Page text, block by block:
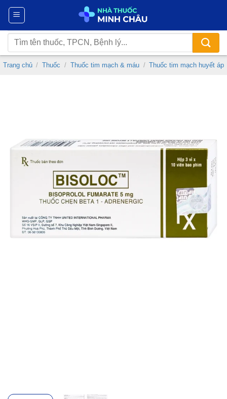
Chuyển
nội
dung
Tìm
kiếm:
Trang chủ / Thuốc / Thuốc tim mạch & máu / Thuốc tim mạch huyết áp